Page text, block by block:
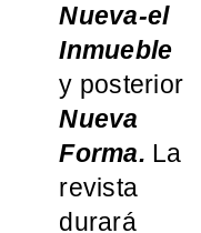
Nueva-el
Inmueble
y posterior
Nueva
Forma. La
revista
durará